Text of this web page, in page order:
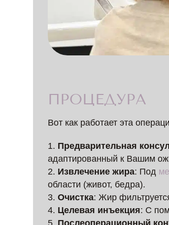
ПРОЦЕДУРА
Вот как работает эта
Предварительная
адаптированный к Вашим
Извлечение жира: Под
области (живот, бедра).
Очистка: Жир
Целевая инъекция: С